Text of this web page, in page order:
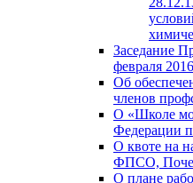
Заседание
февраля
Об
членов
О «Школе
Федерации
О квоте на
ФПСО,
О плане